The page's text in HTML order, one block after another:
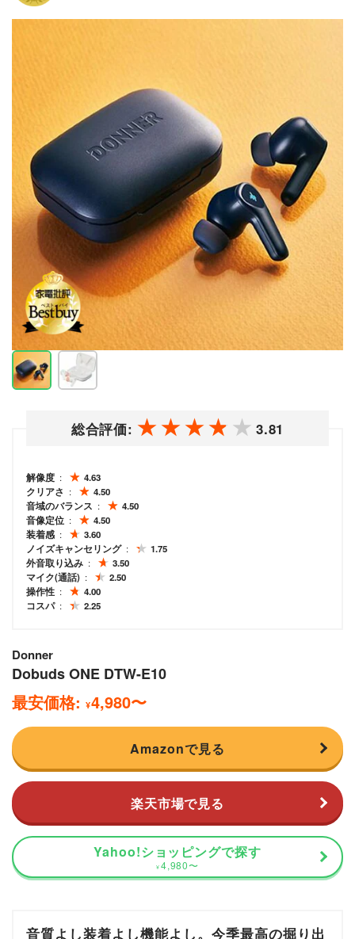
総合評価: 3.81
解像度
4.63
クリアさ
4.50
音域のバランス
4.50
音像定位
4.50
装着感
3.60
ノイズキャンセリング
1.75
外音取り込み
3.50
マイク(通話)
2.50
操作性
4.00
コスパ
2.25
Donner
Dobuds ONE DTW-E10
最安価格: ¥4,980〜
Amazonで見る
楽天市場で見る
Yahoo!ショッピングで探す
¥ 4,980〜
音質よし装着よし機能よし。今季最高の掘り出